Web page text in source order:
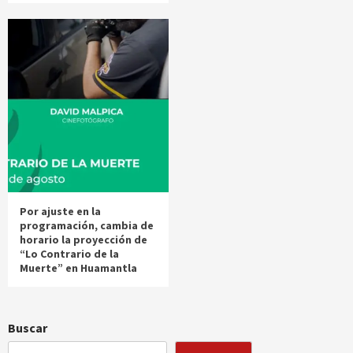
Por ajuste en la
programación, cambia de
horario la proyección de
“Lo Contrario de la
Muerte” en Huamantla
Buscar